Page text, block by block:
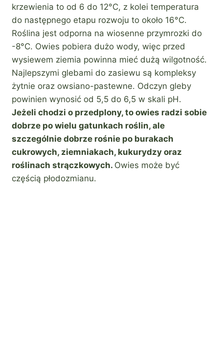
krzewienia to od 6 do 12°C, z kolei temperatura
do następnego etapu rozwoju to około 16°C.
Roślina jest odporna na wiosenne przymrozki do
-8°C. Owies pobiera dużo wody, więc przed
wysiewem ziemia powinna mieć dużą wilgotność.
Najlepszymi glebami do zasiewu są kompleksy
żytnie oraz owsiano-pastewne. Odczyn gleby
powinien wynosić od 5,5 do 6,5 w skali pH.
Jeżeli chodzi o przedplony, to owies radzi sobie
dobrze po wielu gatunkach roślin, ale
szczególnie dobrze rośnie po burakach
cukrowych, ziemniakach, kukurydzy oraz
roślinach strączkowych. Owies może być
częścią płodozmianu.